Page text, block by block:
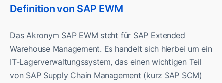
Definition von SAP EWM
Das Akronym SAP EWM steht für SAP Extended
Warehouse Management. Es handelt sich hierbei um ein
IT-Lagerverwaltungssystem, das einen wichtigen Teil
von SAP Supply Chain Management (kurz SAP SCM)